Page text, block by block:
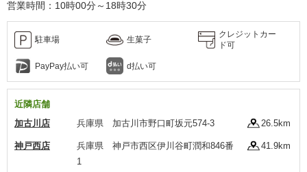
営業時間：10時00分～18時30分
駐車場 生菓子
クレジットカー
ド可
PayPay払い可 d払い可
近隣店舗
加古川店
兵庫県 加古川市野口町坂元574-3 26.5km
神戸西店
兵庫県 神戸市西区伊川谷町潤和846番
1
41.9km